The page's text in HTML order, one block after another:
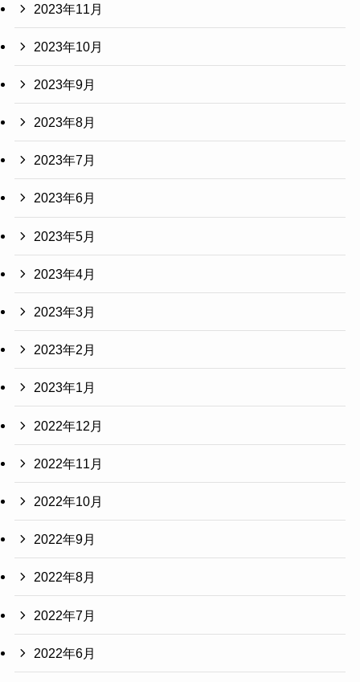
2023年11月
2023年10月
2023年9月
2023年8月
2023年7月
2023年6月
2023年5月
2023年4月
2023年3月
2023年2月
2023年1月
2022年12月
2022年11月
2022年10月
2022年9月
2022年8月
2022年7月
2022年6月